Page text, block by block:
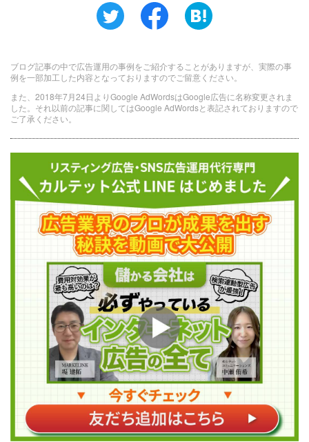
ブログ記事の中で広告運用の事例をご紹介することがありますが、実際の事
例を一部加工した内容となっておりますのでご留意ください。
また、2018年7月24日よりGoogle AdWordsはGoogle広告に名称変更されま
した。それ以前の記事に関してはGoogle AdWordsと表記されておりますので
ご了承ください。